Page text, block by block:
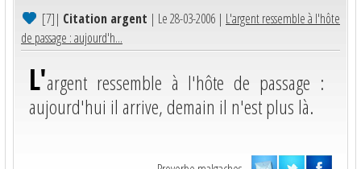
[7]| Citation argent | Le 28-03-2006 | L'argent ressemble à l'hôte
de passage : aujourd'h...
L'argent ressemble à l'hôte de passage :
aujourd'hui il arrive, demain il n'est plus là.